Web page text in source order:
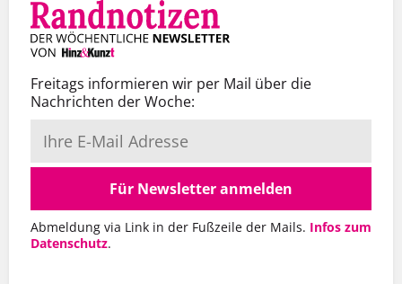
Freitags informieren wir per Mail über die
Nachrichten der Woche:
Für Newsletter anmelden
Abmeldung via Link in der Fußzeile der Mails. Infos zum
Datenschutz.